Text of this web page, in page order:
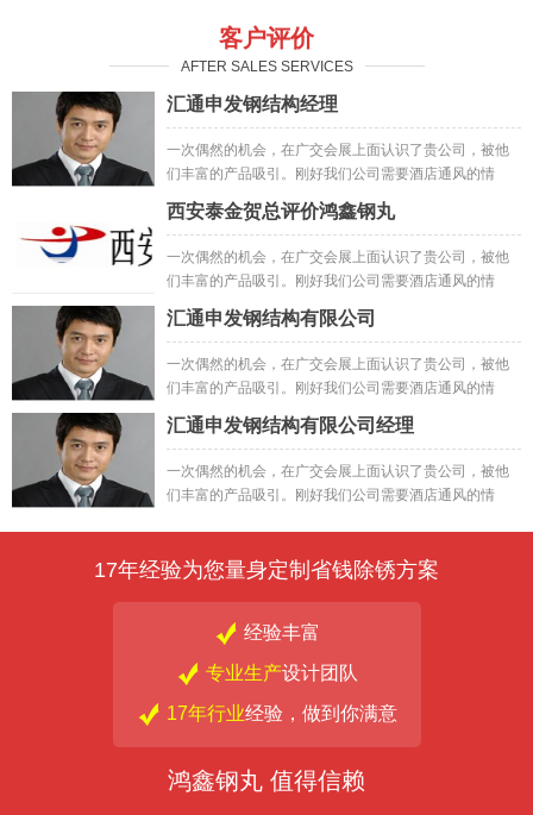
客户评价
AFTER SALES SERVICES
汇通申发钢结构经理
一次偶然的机会，在广交会展上面认识了贵公司，被他
们丰富的产品吸引。刚好我们公司需要酒店通风的情
况，就抱着试试的心态先试了小样，然后订购了一批;之
后做出来的成品
西安泰金贺总评价鸿鑫钢丸
一次偶然的机会，在广交会展上面认识了贵公司，被他
们丰富的产品吸引。刚好我们公司需要酒店通风的情
况，就抱着试试的心态先试了小样，然后订购了一批;之
后做出来的成品一次偶然的机会，在广交会展上面认识
酒店通风的情况，就抱着试试的心态先试了小样，然后
订购了一批;之后做出来的成品
汇通申发钢结构有限公司
一次偶然的机会，在广交会展上面认识了贵公司，被他
们丰富的产品吸引。刚好我们公司需要酒店通风的情
况，就抱着试试的心态先试了小样，然后订购了一批;之
后做出来的成品
汇通申发钢结构有限公司经理
一次偶然的机会，在广交会展上面认识了贵公司，被他
们丰富的产品吸引。刚好我们公司需要酒店通风的情
17年经验为您量身定制省钱除锈方案
经验丰富
专业生产设计团队
17年行业经验，做到你满意
鸿鑫钢丸 值得信赖